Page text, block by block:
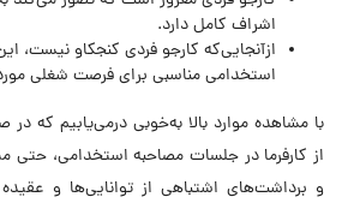
اشراف کامل دارد.
ازآنجایی‌که کارجو فردی کنجکاو نیست،
استخدامی مناسبی برای فرصت شغلی
با مشاهده موارد بالا به‌خوبی درمی‌یابیم که
از کارفرما در جلسات مصاحبه استخدامی،
و برداشت‌های اشتباهی از توانایی‌ها و